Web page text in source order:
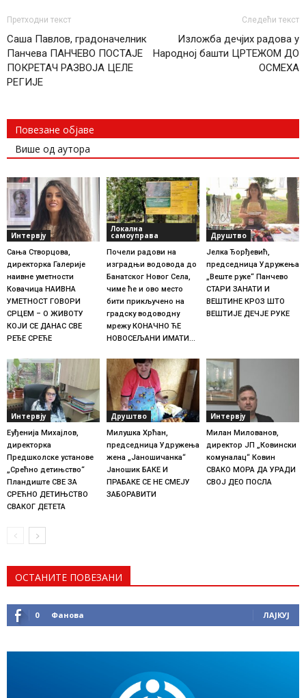
Претходни текст
Саша Павлов, градоначелник
Панчева ПАНЧЕВО ПОСТАЈЕ
ПОКРЕТАЧ РАЗВОЈА ЦЕЛЕ
РЕГИЈЕ
Следећи текст
Изложба дечјих радова у
Народној башти ЦРТЕЖОМ ДО
ОСМЕХА
Повезане објаве
Више од аутора
Интервју
Сања Створцова,
директорка Галерије
наивне уметности
Ковачица НАИВНА
УМЕТНОСТ ГОВОРИ
СРЦЕМ – О ЖИВОТУ
КОЈИ СЕ ДАНАС СВЕ
РЕЂЕ СРЕЋЕ
Локална
самоуправа
Почели радови на
изградњи водовода до
Банатског Новог Села,
чиме ће и ово место
бити прикључено на
градску водоводну
мрежу КОНАЧНО ЋЕ
НОВОСЕЉАНИ ИМАТИ...
Друштво
Јелка Ђорђевић,
председница Удружења
„Веште руке“ Панчево
СТАРИ ЗАНАТИ И
ВЕШТИНЕ КРОЗ ШТО
ВЕШТИЈЕ ДЕЧЈЕ РУКЕ
Интервју
Еуђенија Михајлов,
директорка
Предшколске установе
„Срећно детињство“
Пландиште СВЕ ЗА
СРЕЋНО ДЕТИЊСТВО
СВАКОГ ДЕТЕТА
Друштво
Милушка Хрћан,
председница Удружења
жена „Јаношичанка“
Јаношик БАКЕ И
ПРАБАКЕ СЕ НЕ СМЕЈУ
ЗАБОРАВИТИ
Интервју
Милан Милованов,
директор ЈП „Ковински
комуналац“ Ковин
СВАКО МОРА ДА УРАДИ
СВОЈ ДЕО ПОСЛА
ОСТАНИТЕ ПОВЕЗАНИ
0 Фанова ЛАЈКУЈ